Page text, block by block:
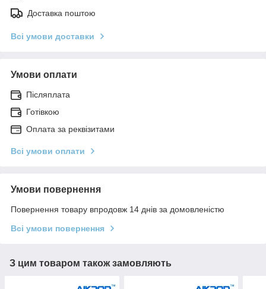
Доставка поштою
Всі умови доставки
Умови оплати
Післяплата
Готівкою
Оплата за реквізитами
Всі умови оплати
Умови повернення
Повернення товару впродовж 14 днів за домовленістю
Всі умови повернення
З цим товаром також замовляють